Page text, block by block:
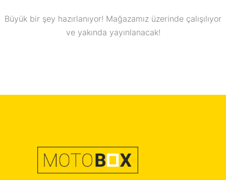
Büyük bir şey hazırlanıyor! Mağazamız üzerinde çalışılıyor
ve yakında yayınlanacak!